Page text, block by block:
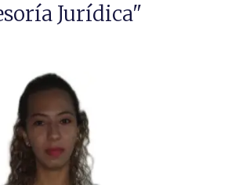
Jurídica"